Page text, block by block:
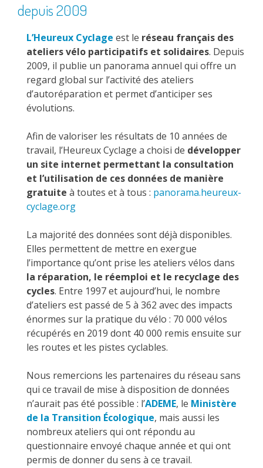
depuis 2009
L’Heureux Cyclage est le réseau français des
ateliers vélo participatifs et solidaires. Depuis
2009, il publie un panorama annuel qui offre un
regard global sur l’activité des ateliers
d’autoréparation et permet d’anticiper ses
évolutions.
Afin de valoriser les résultats de 10 années de
travail, l’Heureux Cyclage a choisi de développer
un site internet permettant la consultation
et l’utilisation de ces données de manière
gratuite à toutes et à tous : panorama.heureux-
cyclage.org
La majorité des données sont déjà disponibles.
Elles permettent de mettre en exergue
l’importance qu’ont prise les ateliers vélos dans
la réparation, le réemploi et le recyclage des
cycles. Entre 1997 et aujourd’hui, le nombre
d’ateliers est passé de 5 à 362 avec des impacts
énormes sur la pratique du vélo : 70 000 vélos
récupérés en 2019 dont 40 000 remis ensuite sur
les routes et les pistes cyclables.
Nous remercions les partenaires du réseau sans
qui ce travail de mise à disposition de données
n’aurait pas été possible : l’ADEME, le Ministère
de la Transition Écologique, mais aussi les
nombreux ateliers qui ont répondu au
questionnaire envoyé chaque année et qui ont
permis de donner du sens à ce travail.